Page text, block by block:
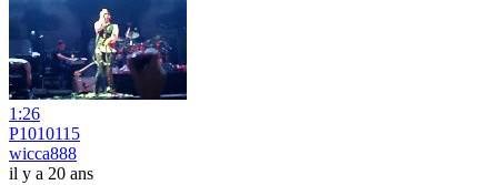
1:26
P1010115
wicca888
il y a 20 ans